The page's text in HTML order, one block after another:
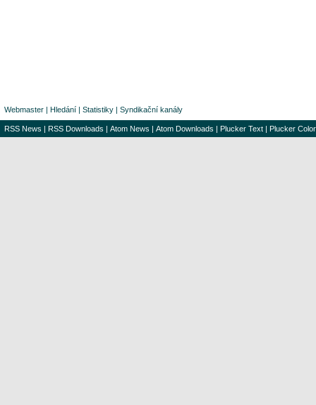
Webmaster | Hledání | Statistiky | Syndikační kanály
RSS News | RSS Downloads | Atom News | Atom Downloads | Plucker Text | Plucker Color